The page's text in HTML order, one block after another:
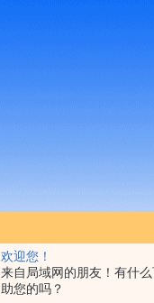
欢迎您！
来自局域网的朋友！有什
助您的吗？